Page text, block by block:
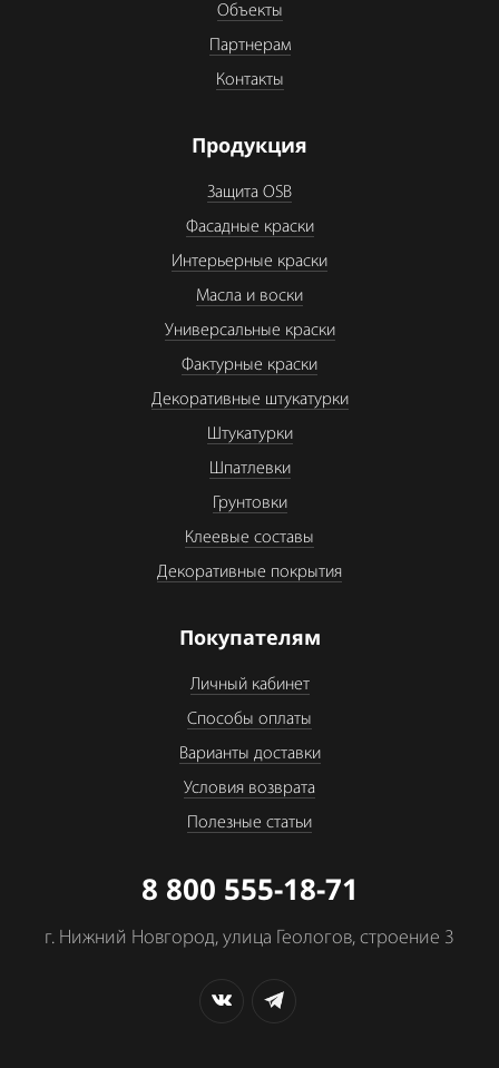
Объекты
Партнерам
Контакты
Продукция
Защита OSB
Фасадные краски
Интерьерные краски
Масла и воски
Универсальные краски
Фактурные краски
Декоративные штукатурки
Штукатурки
Шпатлевки
Грунтовки
Клеевые составы
Декоративные покрытия
Покупателям
Личный кабинет
Способы оплаты
Варианты доставки
Условия возврата
Полезные статьи
8 800 555-18-71
г. Нижний Новгород, улица Геологов, строение 3